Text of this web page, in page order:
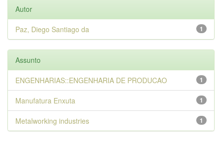
Autor
1
Paz, Diego Santiago da
Assunto
1
ENGENHARIAS::ENGENHARIA DE PRODUCAO
1
Manufatura Enxuta
1
Metalworking industries